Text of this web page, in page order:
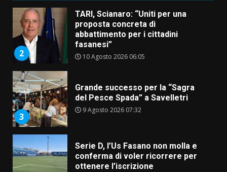
2
TARI, Scianaro: “Uniti per una
proposta concreta di
abbattimento per i cittadini
fasanesi”
10 Agosto 2026 06:05
3
Grande successo per la “Sagra
del Pesce Spada” a Savelletri
9 Agosto 2026 07:32
Serie D, l’Us Fasano non molla e
conferma di voler ricorrere per
ottenere l’iscrizione